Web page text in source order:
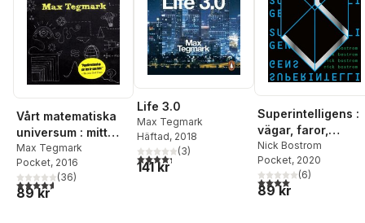
Vårt matematiska
universum : mitt
sökande efter den
yttersta
verkligheten
Max Tegmark
Pocket, 2016
4,6utav 5 stjärnor. Totalt antal röster:
(36)
89 kr
Life 3.0
Max Tegmark
Häftad, 2018
4,3utav 5 stjärnor. Totalt antal röster:
(3)
141 kr
Superintelligens :
vägar, faror,
strategier
Nick Bostrom
Pocket, 2020
4,0utav 5 stjärnor.
(6)
89 kr